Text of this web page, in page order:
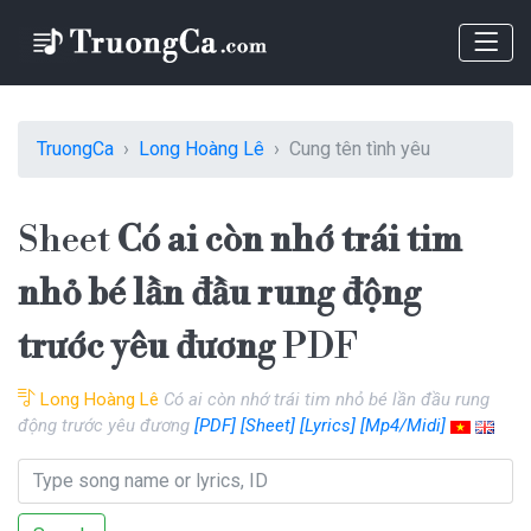
TruongCa Long Hoàng Lê Cung tên tình yêu
SheetCó ai còn nhớ trái tim
nhỏ bé lần đầu rung động
trước yêu đươngPDF
Long Hoàng Lê Có ai còn nhớ trái tim nhỏ bé lần đầu rung
động trước yêu đương [PDF] [Sheet] [Lyrics] [Mp4/Midi]